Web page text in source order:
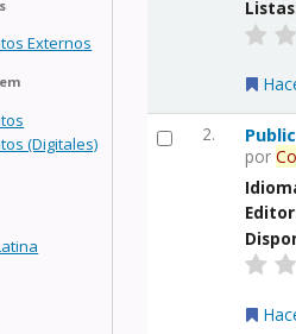
Externos
(Digitales)
2.
por